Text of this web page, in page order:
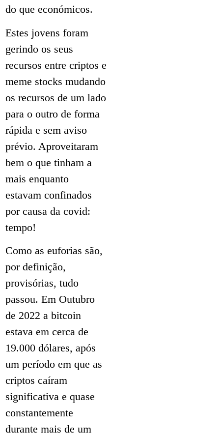
do que económicos.
Estes jovens foram
gerindo os seus
recursos entre criptos e
meme stocks mudando
os recursos de um lado
para o outro de forma
rápida e sem aviso
prévio. Aproveitaram
bem o que tinham a
mais enquanto
estavam confinados
por causa da covid:
tempo!
Como as euforias são,
por definição,
provisórias, tudo
passou. Em Outubro
de 2022 a bitcoin
estava em cerca de
19.000 dólares, após
um período em que as
criptos caíram
significativa e quase
constantemente
durante mais de um